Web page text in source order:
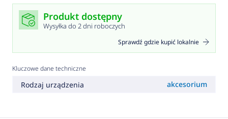
Produkt dostępny
Wysyłka do 2 dni roboczych
Sprawdź gdzie kupić lokalnie
Kluczowe dane techniczne
Rodzaj urządzenia akcesorium